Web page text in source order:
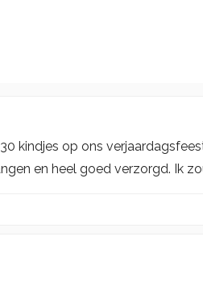
kindjes op ons
en heel goed verzorgd. Ik